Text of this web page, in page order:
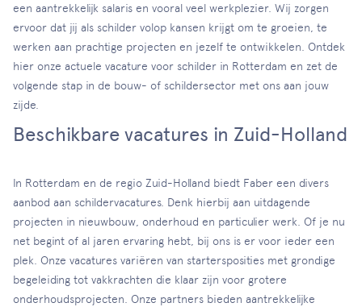
een aantrekkelijk salaris en vooral veel werkplezier. Wij zorgen
ervoor dat jij als schilder volop kansen krijgt om te groeien, te
werken aan prachtige projecten en jezelf te ontwikkelen. Ontdek
hier onze actuele vacature voor schilder in Rotterdam en zet de
volgende stap in de bouw- of schildersector met ons aan jouw
zijde.
Beschikbare vacatures in Zuid-Holland
In Rotterdam en de regio Zuid-Holland biedt Faber een divers
aanbod aan schildervacatures. Denk hierbij aan uitdagende
projecten in nieuwbouw, onderhoud en particulier werk. Of je nu
net begint of al jaren ervaring hebt, bij ons is er voor ieder een
plek. Onze vacatures variëren van startersposities met grondige
begeleiding tot vakkrachten die klaar zijn voor grotere
onderhoudsprojecten. Onze partners bieden aantrekkelijke